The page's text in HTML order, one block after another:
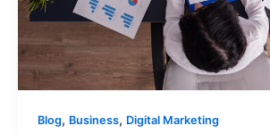
Blog, Business, Digital Marketing